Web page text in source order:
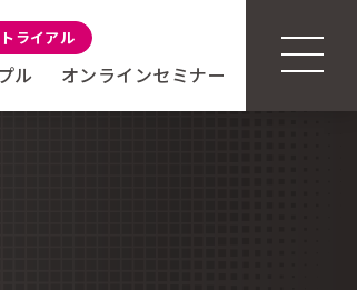
ライアル
ル オンラインセミナー